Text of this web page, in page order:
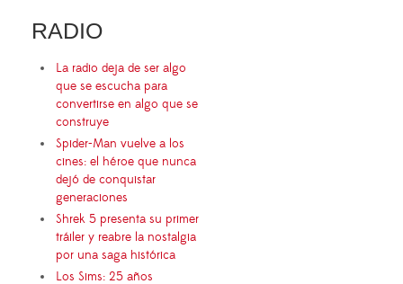
RADIO
La radio deja de ser algo
que se escucha para
convertirse en algo que se
construye
Spider-Man vuelve a los
cines: el héroe que nunca
dejó de conquistar
generaciones
Shrek 5 presenta su primer
tráiler y reabre la nostalgia
por una saga histórica
Los Sims: 25 años